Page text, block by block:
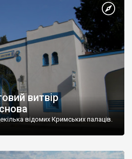
витвір
відомих Кримських палаців.